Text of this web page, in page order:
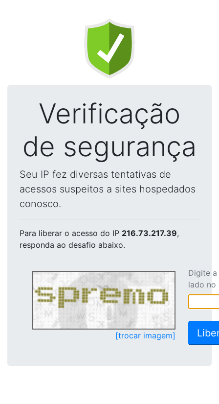
Verificação
de segurança
Seu IP fez diversas tentativas de
acessos suspeitos a sites hospedados
conosco.
Para liberar o acesso do IP 216.73.217.39,
responda ao desafio abaixo.
[trocar imagem]
Digite
lado no